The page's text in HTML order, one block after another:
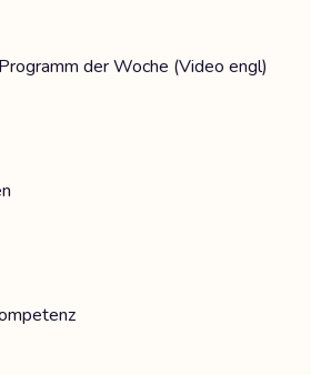
der Woche (Video engl)